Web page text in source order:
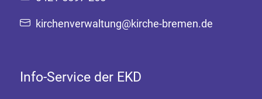
kirchenverwaltung@kirche-bremen.de
Info-Service der EKD